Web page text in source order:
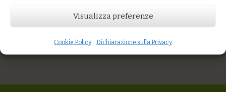
Visualizza preferenze
Cookie Policy Dichiarazione sulla Privacy